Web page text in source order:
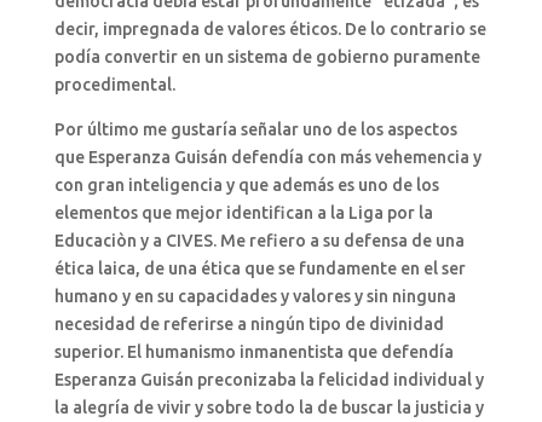
decir, impregnada de valores éticos. De lo contrario se
podía convertir en un sistema de gobierno puramente
procedimental.
Por último me gustaría señalar uno de los aspectos
que Esperanza Guisán defendía con más vehemencia y
con gran inteligencia y que además es uno de los
elementos que mejor identifican a la Liga por la
Educaciòn y a CIVES. Me refiero a su defensa de una
ética laica, de una ética que se fundamente en el ser
humano y en su capacidades y valores y sin ninguna
necesidad de referirse a ningún tipo de divinidad
superior. El humanismo inmanentista que defendía
Esperanza Guisán preconizaba la felicidad individual y
la alegría de vivir y sobre todo la de buscar la justicia y